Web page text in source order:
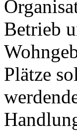
Betrieb
Plätze